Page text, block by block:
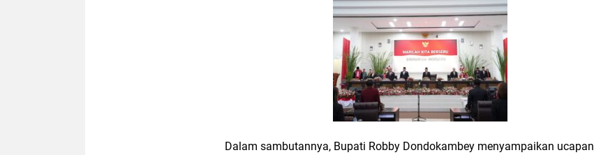
Dalam sambutannya, Bupati Robby Dondokambey menyampaikan ucapan